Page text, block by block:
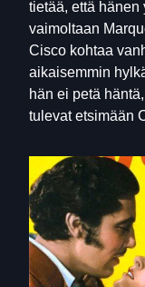
tietää, että hänen
vaimoltaan
Cisco kohtaa
aikaisemmin
hän ei petä
tulevat etsimään